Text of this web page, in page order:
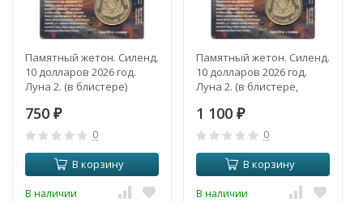
Памятный жетон. Силенд.
10 долларов 2026 год.
Луна 2. (в блистере)
750 ₽
0
В корзину
В наличии
Памятный жетон. Силенд.
10 долларов 2026 год.
Луна 2. (в блистере,
1 100 ₽
0
В корзину
В наличии